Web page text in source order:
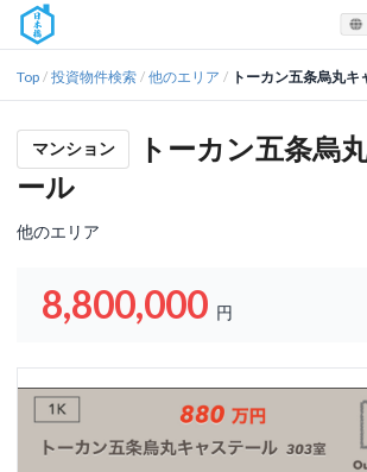
Top / 投資物件検索 / 他のエリア / トーカン五条烏丸キ
マンション
トーカン五条烏
ール
他のエリア
8,800,000 円